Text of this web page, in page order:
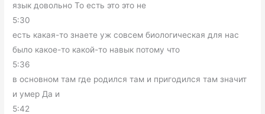
язык довольно То есть это это не
5:30
есть какая-то знаете уж совсем биологическая для нас
было какое-то какой-то навык потому что
5:36
в основном там где родился там и пригодился там значит
и умер Да и
5:42